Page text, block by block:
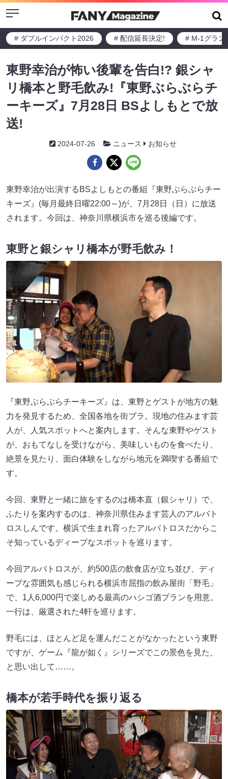
Menu
# ダブルインパクト2026 # 配信延長決定! # M-1グラン
東野幸治が怖い後輩を告白!? 銀シャ
リ橋本と野毛飲み!『東野ぶらぶらチ
ーキーズ』7月28日 BSよしもとで放
送!
2024-07-26 ニュース お知らせ
東野幸治が出演するBSよしもとの番組『東野ぶらぶらチー
キーズ』(毎月最終日曜22:00～)が、7月28日（日）に放送
されます。今回は、神奈川県横浜市を巡る後編です。
東野と銀シャリ橋本が野毛飲み！
『東野ぶらぶらチーキーズ』は、東野とゲストが地方の魅
力を発見するため、全国各地を街ブラ。現地の住みます芸
人が、人気スポットへと案内します。そんな東野やゲスト
が、おもてなしを受けながら、美味しいものを食べたり、
絶景を見たり、面白体験をしながら地元を満喫する番組で
す。
今回、東野と一緒に旅をするのは橋本直（銀シャリ）で、
ふたりを案内するのは、神奈川県住みます芸人のアルバト
ロスしんです。横浜で生まれ育ったアルバトロスだからこ
そ知っているディープなスポットを巡ります。
今回アルバトロスが、約500店の飲食店が立ち並び、ディ
ープな雰囲気も感じられる横浜市屈指の飲み屋街「野毛」
で、1人6,000円で楽しめる最高のハシゴ酒プランを用意。
一行は、厳選された4軒を巡ります。
野毛には、ほとんど足を運んだことがなかったという東野
ですが、ゲーム『龍が如く』シリーズでこの景色を見た、
と思い出して……。
橋本が若手時代を振り返る